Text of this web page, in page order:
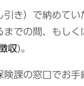
引き）で納めて
での間、もし
収)。
課の窓口でお手